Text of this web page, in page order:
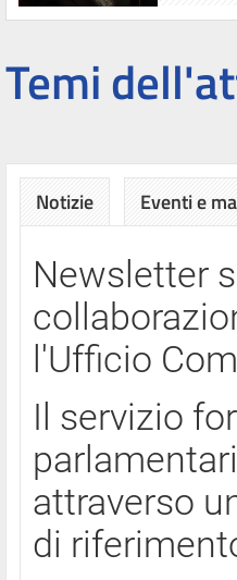
Temi
Notizie Eventi e
Newsletter
l'Ufficio
Il servizio
attraverso
di